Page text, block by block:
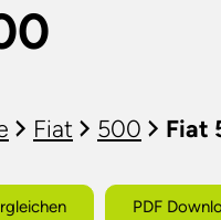
Fiat 500 Fiat
PDF